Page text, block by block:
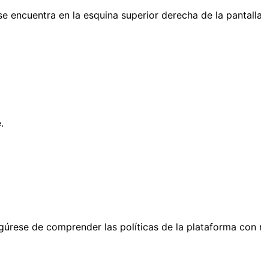
encuentra en la esquina superior derecha de la
de comprender las políticas de la plataforma con